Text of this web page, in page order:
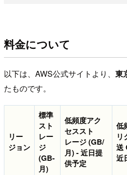
料金について
以下は、AWS公式サイトより、 東
たものです。
リー
ジョン
標準
スト
レー
ジ
(GB-
月)
低頻度アク
セススト
レージ (GB/
月)- 近日提
供予定
低
リ
送
近